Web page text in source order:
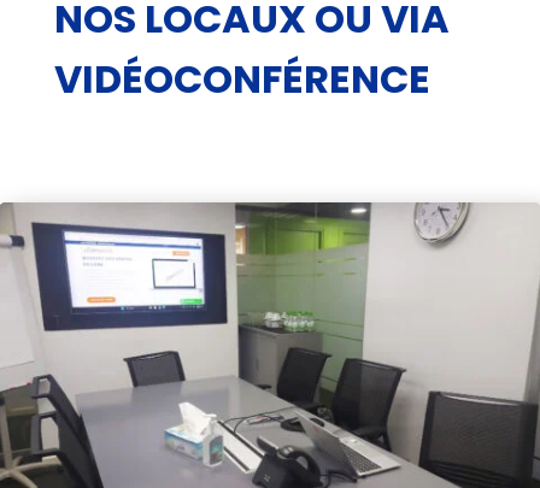
NOS LOCAUX OU VIA
VIDÉOCONFÉRENCE